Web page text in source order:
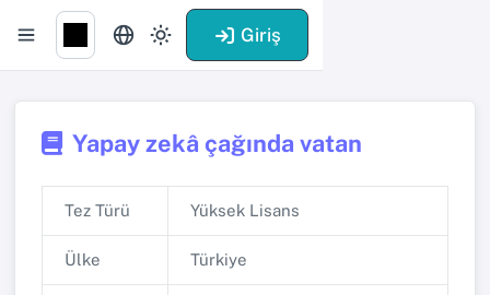
Giriş
Yapay zekâ çağında vatan
Tez Türü Yüksek Lisans
Ülke Türkiye